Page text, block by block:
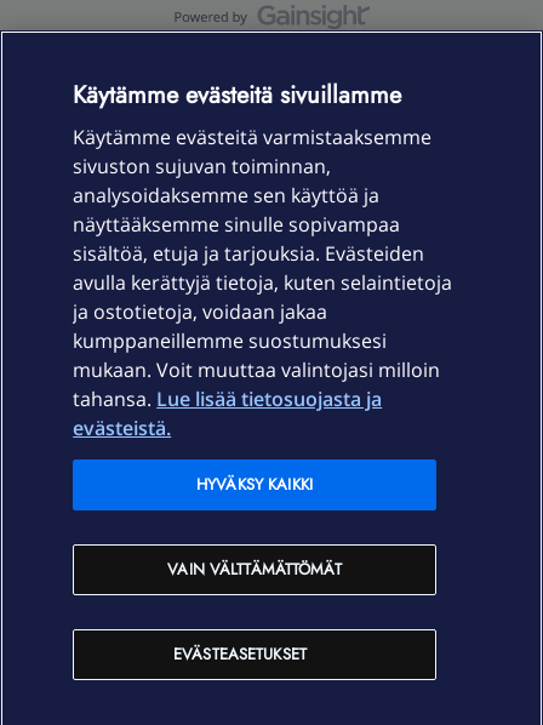
Laitteet & liittymät
Palvelut
Ajankohtaista
Elisa Oyj
In English
Käytämme evästeitä sivuillamme
Käytämme evästeitä varmistaaksemme
sivuston sujuvan toiminnan,
analysoidaksemme sen käyttöä ja
näyttääksemme sinulle sopivampaa
sisältöä, etuja ja tarjouksia. Evästeiden
avulla kerättyjä tietoja, kuten selaintietoja
ja ostotietoja, voidaan jakaa
kumppaneillemme suostumuksesi
mukaan. Voit muuttaa valintojasi milloin
tahansa. Lue lisää tietosuojasta ja
evästeistä.
EVÄSTEASETUKSET
VAIN VÄLTTÄMÄTTÖMÄT
HYVÄKSY KAIKKI